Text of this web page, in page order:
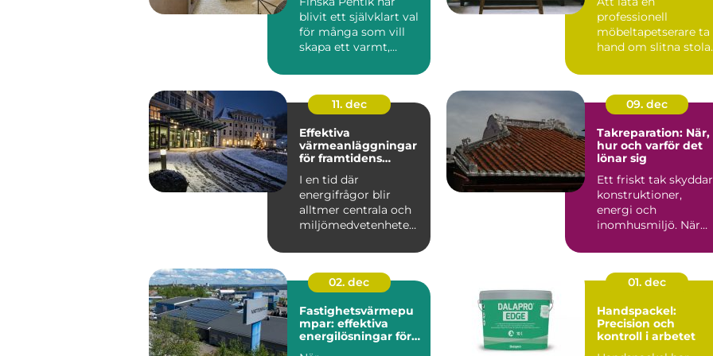
blivit ett självklart val
för många som vill
skapa ett varmt,
genomtän...
professionell
möbeltapetserare ta
hand om slitna
kan förva...
11. dec
Effektiva
värmeanläggningar
för framtidens
I en tid där
energifrågor blir
alltmer centrala och
miljömedvetenheten
09. dec
Takreparation: När,
hur och varför det
lönar sig
Ett friskt tak skyddar
konstruktioner,
energi och
inomhusmiljö. När
02. dec
Fastighetsvärmepu
mpar: effektiva
energilösningar för
01. dec
Handspackel:
Precision och
kontroll i arbetet